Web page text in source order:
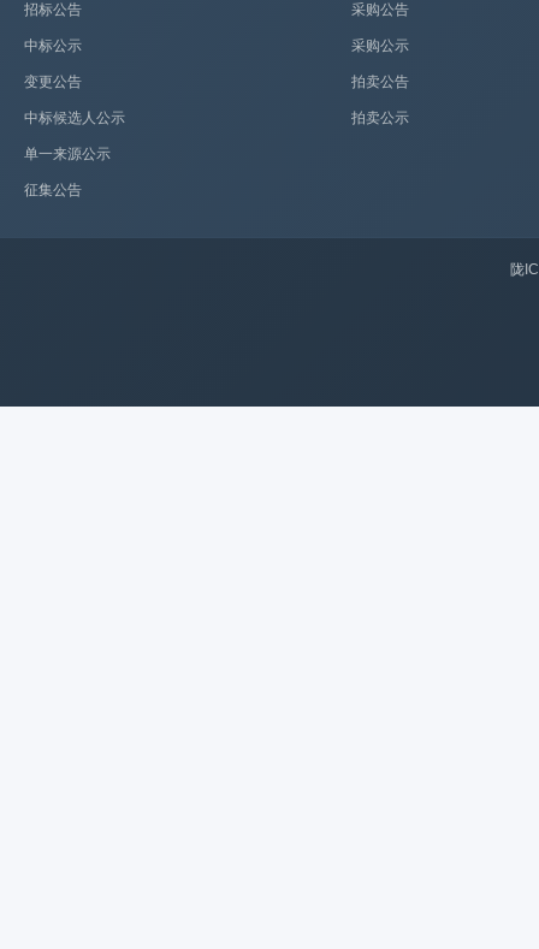
招标公告
中标公示
变更公告
中标候选人公示
单一来源公示
征集公告
采购公告
采购公示
拍卖公告
拍卖公示
陇